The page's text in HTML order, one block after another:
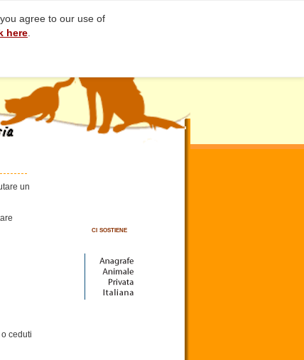
agree to our use of
here
ci sostiene
un
ceduti